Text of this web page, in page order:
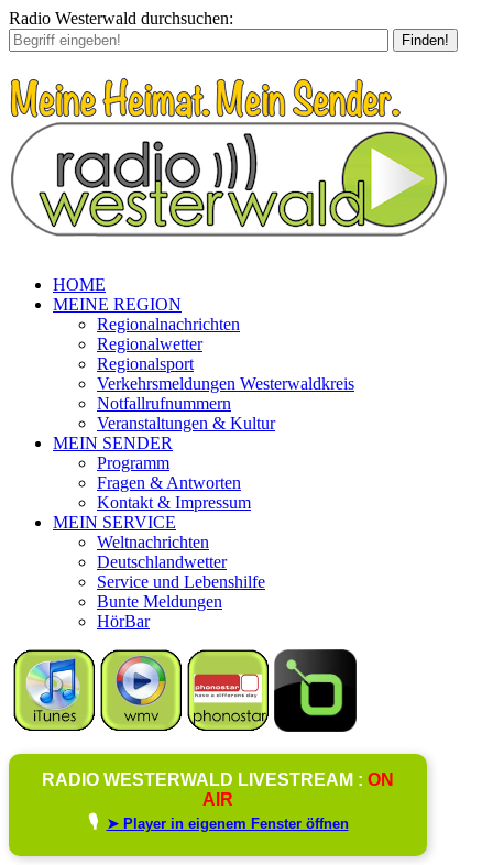
Radio Westerwald durchsuchen:
Finden!
HOME
MEINE REGION
Regionalnachrichten
Regionalwetter
Regionalsport
Verkehrsmeldungen Westerwaldkreis
Notfallrufnummern
Veranstaltungen & Kultur
MEIN SENDER
Programm
Fragen & Antworten
Kontakt & Impressum
MEIN SERVICE
Weltnachrichten
Deutschlandwetter
Service und Lebenshilfe
Bunte Meldungen
HörBar
RADIO WESTERWALD LIVESTREAM : ON
AIR
🎙️ ➤ Player in eigenem Fenster öffnen